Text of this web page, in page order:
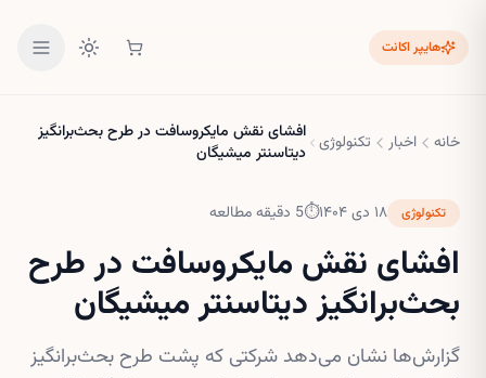
هایپر اکانت
خانه اخبار تکنولوژی افشای نقش مایکروسافت در طرح بحث‌برانگیز
دیتاسنتر میشیگان
تکنولوژی ۱۸ دی ۱۴۰۴ ⏱
5 دقیقه مطالعه
افشای نقش مایکروسافت در طرح
بحث‌برانگیز دیتاسنتر میشیگان
گزارش‌ها نشان می‌دهد شرکتی که پشت طرح بحث‌برانگیز